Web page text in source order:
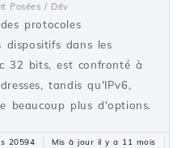
Posées / Dév
protocoles
dispositifs dans les
32 bits, est confronté à
tandis qu'IPv6,
beaucoup plus d'options.
20594
Mis à jour il y a 11 mois